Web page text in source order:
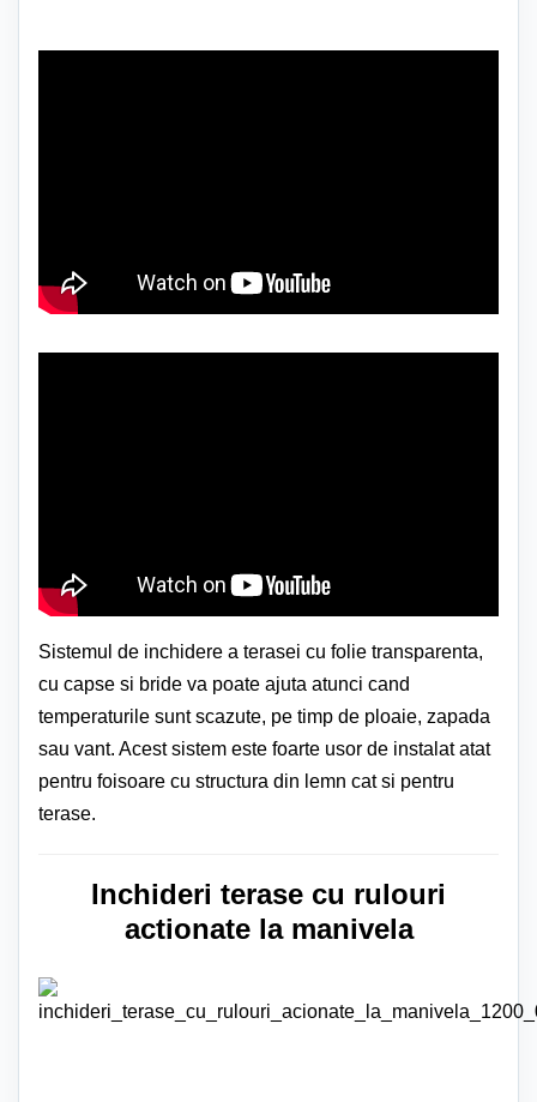
Sistemul de inchidere a terasei cu folie transparenta,
cu capse si bride va poate ajuta atunci cand
temperaturile sunt scazute, pe timp de ploaie, zapada
sau vant. Acest sistem este foarte usor de instalat atat
pentru foisoare cu structura din lemn cat si pentru
terase.
Inchideri terase cu rulouri
actionate la manivela